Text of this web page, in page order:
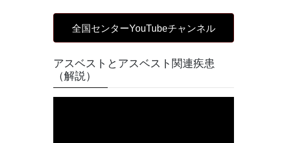
全国センターYouTubeチャンネル
アスベストとアスベスト関連疾患
（解説）